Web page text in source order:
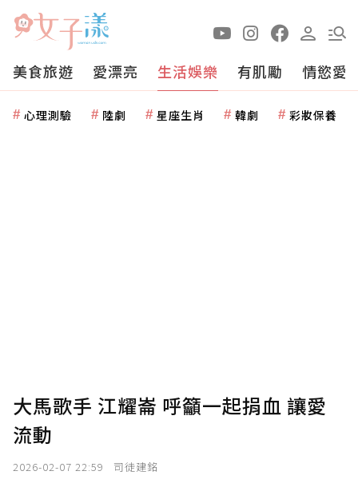
美食旅遊 愛漂亮 生活娛樂 有肌勵 情慾愛
心理測驗 陸劇 星座生肖 韓劇 彩妝保養
大馬歌手 江耀崙 呼籲一起捐血 讓愛
流動
2026-02-07 22:59 司徒建銘